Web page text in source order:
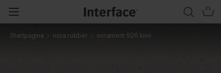
Startpagina nora rubber norament 926 kivo